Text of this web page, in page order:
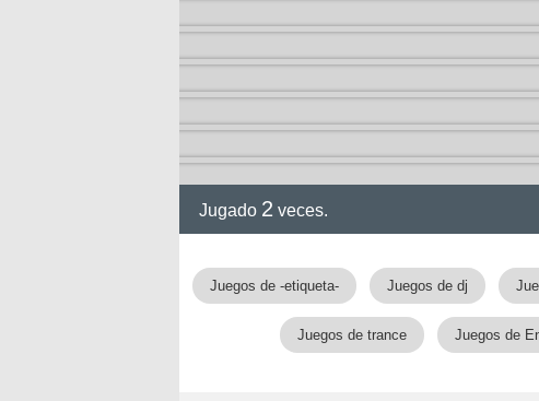
Jugado 2 veces.
Juegos de -etiqueta- Juegos de dj
Juegos de trance Juegos de